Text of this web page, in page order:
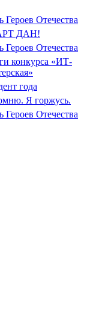
Героев Отечества
ДАН!
Героев Отечества
конкурса «ИТ-
года
Я горжусь.
Героев Отечества